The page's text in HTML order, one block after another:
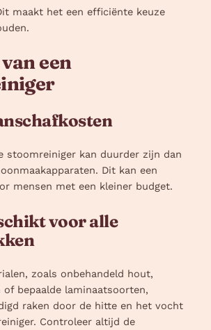
maakt het een efficiënte keuze
een
stoomreiniger kan duurder zijn dan
Dit kan een
mensen met een kleiner budget.
voor alle
zoals onbehandeld hout,
bepaalde laminaatsoorten,
raken door de hitte en het vocht
Controleer altijd de